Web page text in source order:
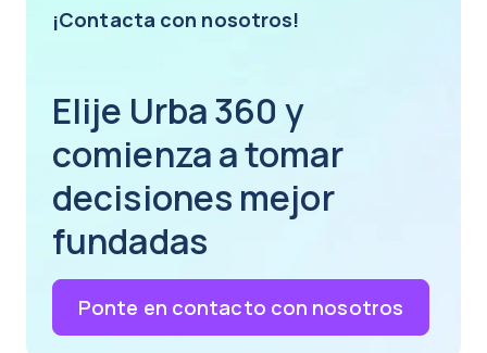
¡Contacta con nosotros!
Elije Urba 360 y
comienza a tomar
decisiones mejor
fundadas
Ponte en contacto con nosotros